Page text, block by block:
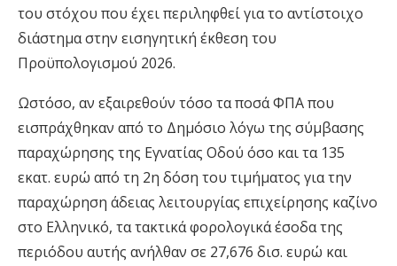
του στόχου που έχει περιληφθεί για το αντίστοιχο
διάστημα στην εισηγητική έκθεση του
Προϋπολογισμού 2026.
Ωστόσο, αν εξαιρεθούν τόσο τα ποσά ΦΠΑ που
εισπράχθηκαν από το Δημόσιο λόγω της σύμβασης
παραχώρησης της Εγνατίας Οδού όσο και τα 135
εκατ. ευρώ από τη 2η δόση του τιμήματος για την
παραχώρηση άδειας λειτουργίας επιχείρησης καζίνο
στο Ελληνικό, τα τακτικά φορολογικά έσοδα της
περιόδου αυτής ανήλθαν σε 27,676 δισ. ευρώ και